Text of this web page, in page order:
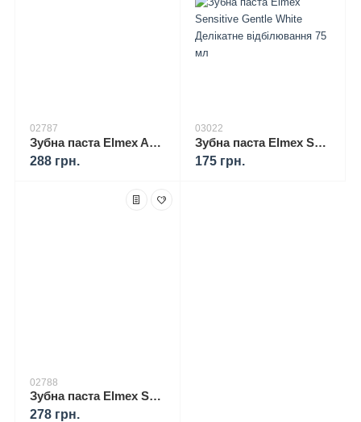
02787
Зубна паста Elmex Aronal із цинком для захисту ясен (75 мл)
288 грн.
03022
Зубна паста Elmex Sensitive Gentle White Делікатне відбілювання 75 мл
175 грн.
02788
Зубна паста Elmex Sensitive Professional проти підвищеної чутливості зубів та болю (75 мл.)
278 грн.